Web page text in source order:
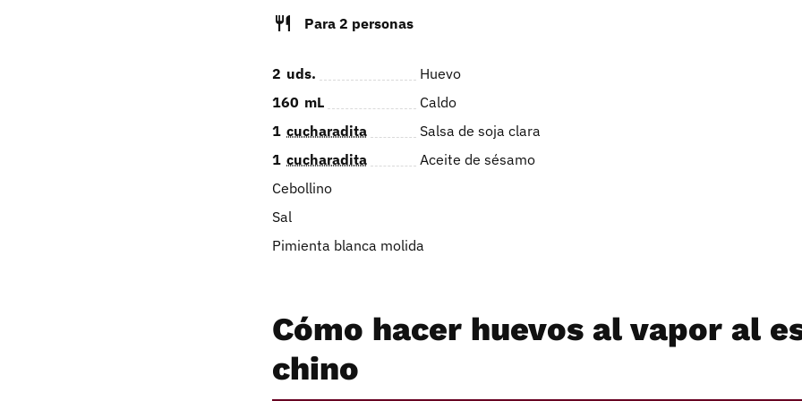
Para 2 personas
2 uds.
Huevo
160 mL
Caldo
1 cucharadita
Salsa de soja clara
1 cucharadita
Aceite de sésamo
Cebollino
Sal
Pimienta blanca molida
Cómo hacer huevos al vapor al
chino